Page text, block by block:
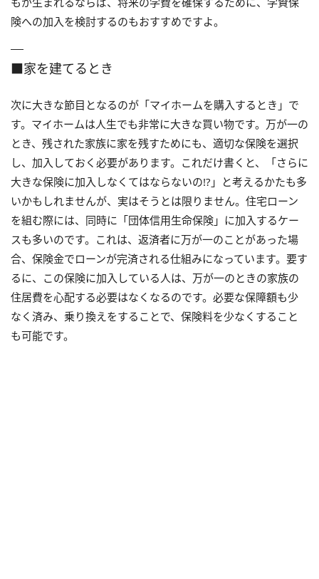
険への加入を検討するのもおすすめですよ。
■家を建てるとき
次に大きな節目となるのが「マイホームを購入するとき」で
す。マイホームは人生でも非常に大きな買い物です。万が一の
とき、残された家族に家を残すためにも、適切な保険を選択
し、加入しておく必要があります。これだけ書くと、「さらに
大きな保険に加入しなくてはならないの!?」と考えるかたも多
いかもしれませんが、実はそうとは限りません。住宅ローン
を組む際には、同時に「団体信用生命保険」に加入するケー
スも多いのです。これは、返済者に万が一のことがあった場
合、保険金でローンが完済される仕組みになっています。要す
るに、この保険に加入している人は、万が一のときの家族の
住居費を心配する必要はなくなるのです。必要な保障額も少
なく済み、乗り換えをすることで、保険料を少なくすること
も可能です。